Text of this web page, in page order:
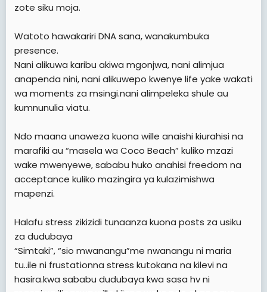
zote siku moja.
Watoto hawakariri DNA sana, wanakumbuka
presence.
Nani alikuwa karibu akiwa mgonjwa, nani alimjua
anapenda nini, nani alikuwepo kwenye life yake wakati
wa moments za msingi.nani alimpeleka shule au
kumnunulia viatu.
Ndo maana unaweza kuona wille anaishi kiurahisi na
marafiki au “masela wa Coco Beach” kuliko mzazi
wake mwenyewe, sababu huko anahisi freedom na
acceptance kuliko mazingira ya kulazimishwa
mapenzi.
Halafu stress zikizidi tunaanza kuona posts za usiku
za dudubaya
“Simtaki”, “sio mwanangu”me nwanangu ni maria
tu..ile ni frustationna stress kutokana na kilevi na
hasira.kwa sababu dudubaya kwa sasa hv ni